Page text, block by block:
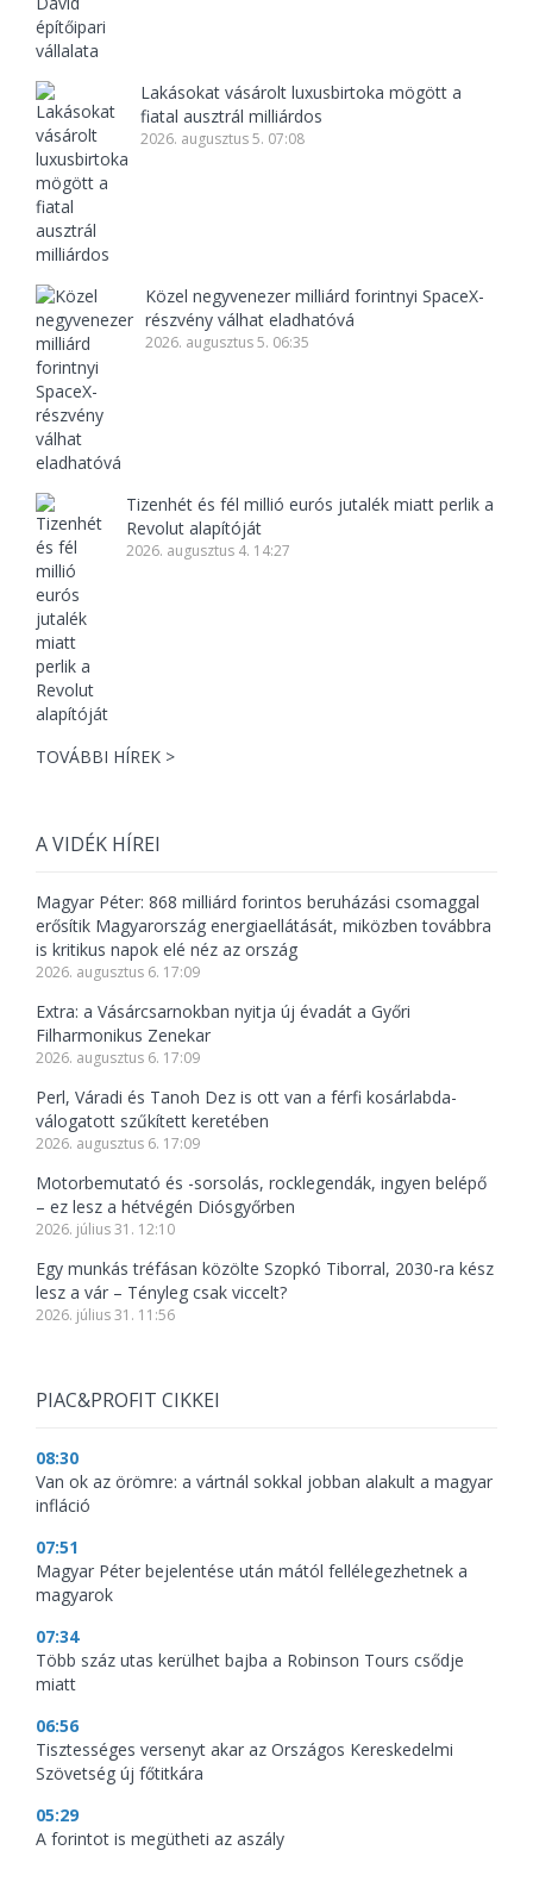
Lakásokat vásárolt luxusbirtoka mögött a
fiatal ausztrál milliárdos
2026. augusztus 5. 07:08
Közel negyvenezer milliárd forintnyi SpaceX-
részvény válhat eladhatóvá
2026. augusztus 5. 06:35
Tizenhét és fél millió eurós jutalék miatt perlik a
Revolut alapítóját
2026. augusztus 4. 14:27
TOVÁBBI HÍREK >
A VIDÉK HÍREI
Magyar Péter: 868 milliárd forintos beruházási csomaggal
erősítik Magyarország energiaellátását, miközben továbbra
is kritikus napok elé néz az ország
2026. augusztus 6. 17:09
Extra: a Vásárcsarnokban nyitja új évadát a Győri
Filharmonikus Zenekar
2026. augusztus 6. 17:09
Perl, Váradi és Tanoh Dez is ott van a férfi kosárlabda-
válogatott szűkített keretében
2026. augusztus 6. 17:09
Motorbemutató és -sorsolás, rocklegendák, ingyen belépő
– ez lesz a hétvégén Diósgyőrben
2026. július 31. 12:10
Egy munkás tréfásan közölte Szopkó Tiborral, 2030-ra kész
lesz a vár – Tényleg csak viccelt?
2026. július 31. 11:56
PIAC&PROFIT CIKKEI
08:30
Van ok az örömre: a vártnál sokkal jobban alakult a magyar
infláció
07:51
Magyar Péter bejelentése után mától fellélegezhetnek a
magyarok
07:34
Több száz utas kerülhet bajba a Robinson Tours csődje
miatt
06:56
Tisztességes versenyt akar az Országos Kereskedelmi
Szövetség új főtitkára
05:29
A forintot is megütheti az aszály